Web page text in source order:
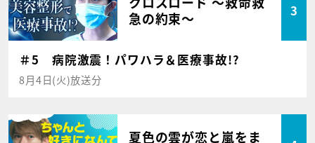
急の約束～
3
＃5 病院激震！パワハラ＆医療事故!?
8月4日(火)放送分
夏色の雲が恋と嵐をま